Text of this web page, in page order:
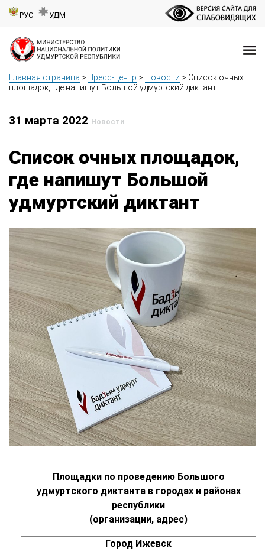
РУС УДМ
Главная страница > Пресс-центр > Новости > Список очных
площадок, где напишут Большой удмуртский диктант
31 марта 2022 Новости
Список очных площадок,
где напишут Большой
удмуртский диктант
Площадки по проведению Большого
удмуртского диктанта в городах и районах
республики
(организации, адрес)
Город Ижевск